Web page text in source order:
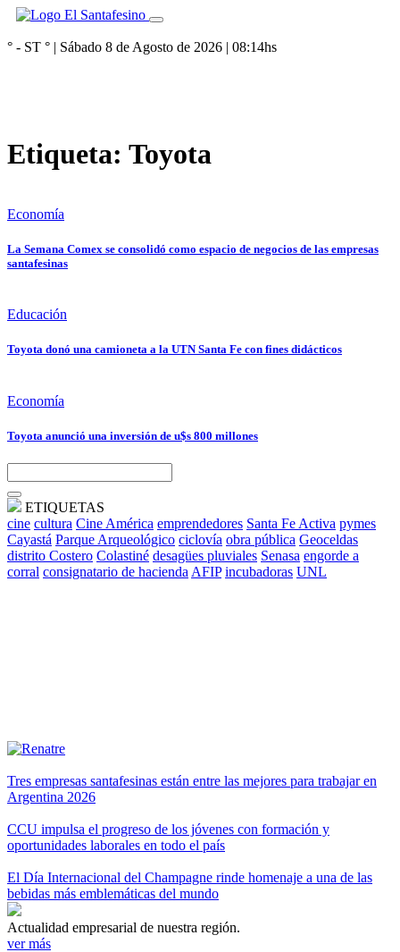
° - ST ° | Sábado 8 de Agosto de 2026 | 08:14hs
Etiqueta: Toyota
Economía
La Semana Comex se consolidó como espacio de negocios de las empresas
santafesinas
Educación
Toyota donó una camioneta a la UTN Santa Fe con fines didácticos
Economía
Toyota anunció una inversión de u$s 800 millones
ETIQUETAS
cine cultura Cine América emprendedores Santa Fe Activa pymes
Cayastá Parque Arqueológico ciclovía obra pública Geoceldas
distrito Costero Colastiné desagües pluviales Senasa engorde a
corral consignatario de hacienda AFIP incubadoras UNL
Tres empresas santafesinas están entre las mejores para trabajar en
Argentina 2026
CCU impulsa el progreso de los jóvenes con formación y
oportunidades laborales en todo el país
El Día Internacional del Champagne rinde homenaje a una de las
bebidas más emblemáticas del mundo
Actualidad empresarial de nuestra región.
ver más